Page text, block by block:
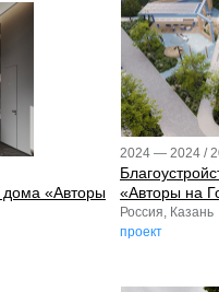
2024 — 2024 /
«Авторы на
Россия, Казань
проект
дома «Авторы